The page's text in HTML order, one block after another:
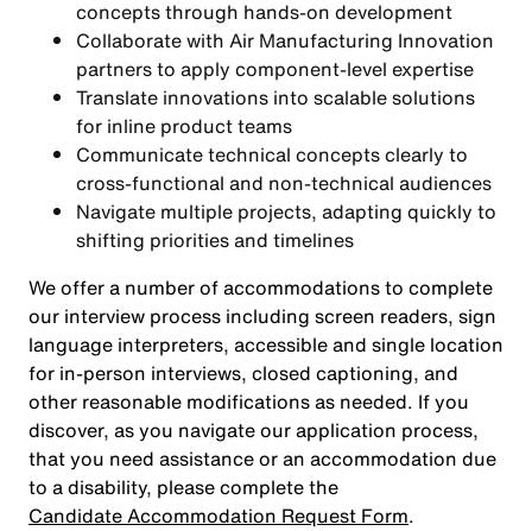
concepts through hands-on development
Collaborate with Air Manufacturing Innovation
partners to apply component-level expertise
Translate innovations into scalable solutions
for inline product teams
Communicate technical concepts clearly to
cross-functional and non-technical audiences
Navigate multiple projects, adapting quickly to
shifting priorities and timelines
We offer a number of accommodations to complete
our interview process including screen readers, sign
language interpreters, accessible and single location
for in-person interviews, closed captioning, and
other reasonable modifications as needed. If you
discover, as you navigate our application process,
that you need assistance or an accommodation due
to a disability, please complete the
Candidate Accommodation Request Form.